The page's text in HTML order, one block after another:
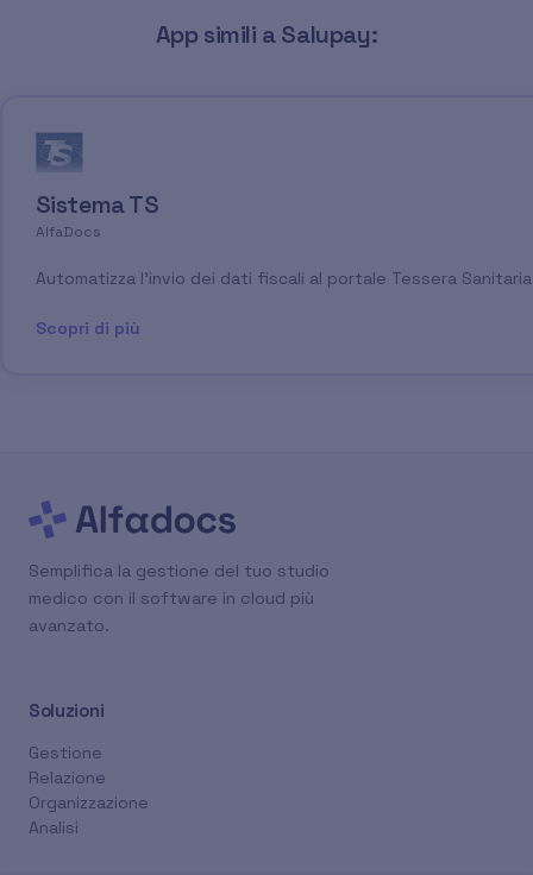
App simili a Salupay:
Sistema TS
AlfaDocs
Automatizza l'invio dei dati fiscali al portale Tessera
Scopri di più
Semplifica la gestione del tuo studio
medico con il software in cloud più
avanzato.
Soluzioni
Gestione
Relazione
Organizzazione
Analisi